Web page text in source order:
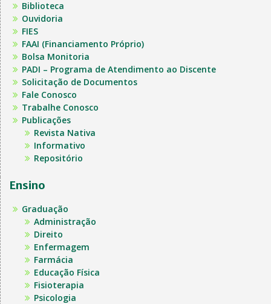
Biblioteca
Ouvidoria
FIES
FAAI (Financiamento Próprio)
Bolsa Monitoria
PADI – Programa de Atendimento ao Discente
Solicitação de Documentos
Fale Conosco
Trabalhe Conosco
Publicações
Revista Nativa
Informativo
Repositório
Ensino
Graduação
Administração
Direito
Enfermagem
Farmácia
Educação Física
Fisioterapia
Psicologia